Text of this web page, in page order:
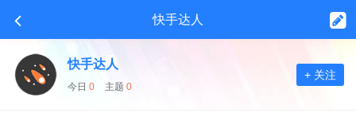
快手达人
快手达人
今日 0 主题 0
+ 关注